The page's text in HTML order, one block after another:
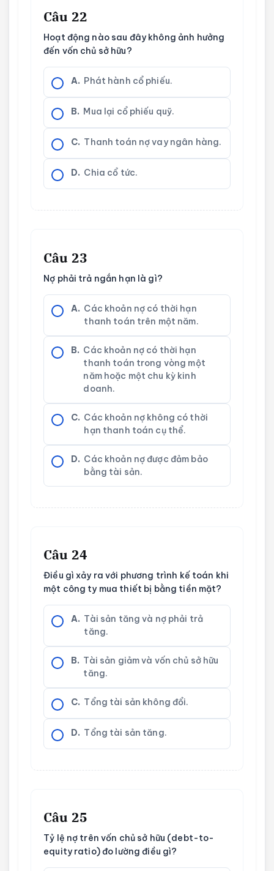
Câu 22
Hoạt động nào sau đây không ảnh hưởng
đến vốn chủ sở hữu?
A. Phát hành cổ phiếu.
B. Mua lại cổ phiếu quỹ.
C. Thanh toán nợ vay ngân hàng.
D. Chia cổ tức.
Câu 23
Nợ phải trả ngắn hạn là gì?
A. Các khoản nợ có thời hạn
thanh toán trên một năm.
B. Các khoản nợ có thời hạn
thanh toán trong vòng một
năm hoặc một chu kỳ kinh
doanh.
C. Các khoản nợ không có thời
hạn thanh toán cụ thể.
D. Các khoản nợ được đảm bảo
bằng tài sản.
Câu 24
Điều gì xảy ra với phương trình kế toán khi
một công ty mua thiết bị bằng tiền mặt?
A. Tài sản tăng và nợ phải trả
tăng.
B. Tài sản giảm và vốn chủ sở hữu
tăng.
C. Tổng tài sản không đổi.
D. Tổng tài sản tăng.
Câu 25
Tỷ lệ nợ trên vốn chủ sở hữu (debt-to-
equity ratio) đo lường điều gì?